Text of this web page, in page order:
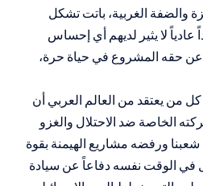
والضفة الغربية، باتت تشكل
لا يثير لديهم أي إحساس
عن حقه المشروع في حياة حرة،
من يعتقد من العالم العربي أن
الخاصة ضد الاحتلال والغزو
ورفضه مشاريع الهيمنة بقوة
في الوقت نفسه دفاعاً عن سيادة